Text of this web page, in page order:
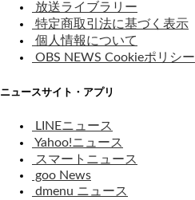
放送ライブラリー
特定商取引法に基づく表示
個人情報について
OBS NEWS Cookieポリシー
ニュースサイト・アプリ
LINEニュース
Yahoo!ニュース
スマートニュース
goo News
dmenu ニュース